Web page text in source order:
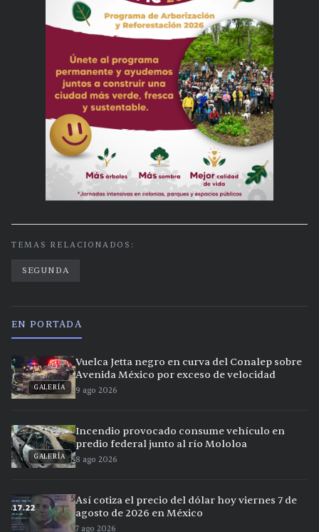
TEMAS RELACIONADOS:
SEGUNDA
EN PORTADA
GALERÍA
Vuelca Jetta negro en curva del Conalep sobre
Avenida México por exceso de velocidad
9 ago 2026
GALERÍA
Incendio provocado consume vehículo en
predio federal junto al río Mololoa
8 ago 2026
Así cotiza el precio del dólar hoy viernes 7 de
agosto de 2026 en México
7 ago 2026